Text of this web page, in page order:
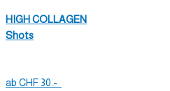
HIGH COLLAGEN
Shots
ab CHF 30.-